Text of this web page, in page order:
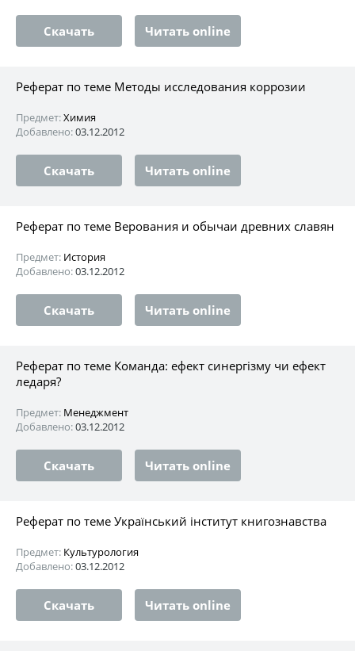
Скачать Читать online
Реферат по теме Методы исследования коррозии
Предмет:Химия
Добавлено:03.12.2012
Скачать Читать online
Реферат по теме Верования и обычаи древних славян
Предмет: История
Добавлено:03.12.2012
Скачать Читать online
Реферат по теме Команда: ефект синергізму чи ефект
ледаря?
Предмет: Менеджмент
Добавлено:03.12.2012
Скачать Читать online
Реферат по теме Український інститут книгознавства
Предмет: Культурология
Добавлено:03.12.2012
Скачать Читать online